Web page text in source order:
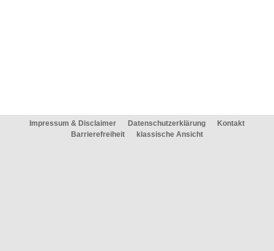
Impressum & Disclaimer Datenschutzerklärung
Kontakt
Barrierefreiheit
klassische Ansicht